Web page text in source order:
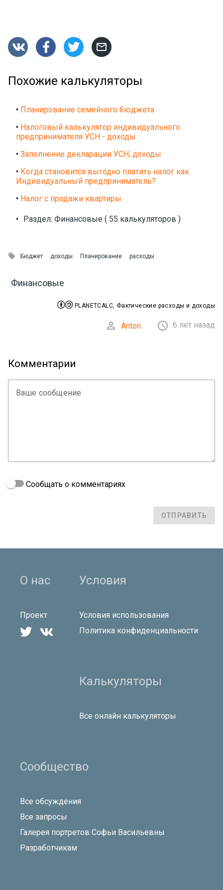
   
Похожие калькуляторы
• Планирование семейного бюджета
• Налоговый калькулятор индивидуального
предпринимателя УСН - доходы
• Заполнение декларации УСН, доходы
• Когда становится выгодно платить налог как
Индивидуальный предприниматель?
• Налог с продажи квартиры
• Раздел: Финансовые ( 55 калькуляторов )
 Бюджет доходы Планирование расходы
Финансовые
PLANETCALC, Фактические расходы и доходы
 Anton  6 лет назад
Комментарии
Ваше сообщение
Сообщать о комментариях
ОТПРАВИТЬ
О нас
Проект
 
Условия
Условия использования
Политика конфиденциальности
Калькуляторы
Все онлайн калькуляторы
Сообщество
Все обсуждения
Все запросы
Галерея портретов Софьи Васильевны
Разработчикам